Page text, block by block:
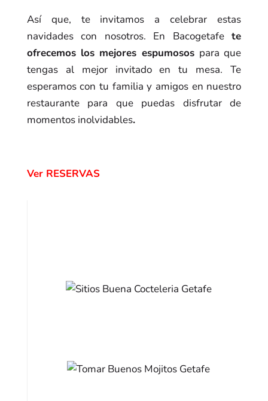
Así que, te invitamos a celebrar estas
navidades con nosotros. En Bacogetafete
ofrecemos los mejores espumosos para que
tengas al mejor invitado en tu mesa. Te
esperamos con tu familia y amigos en nuestro
restaurante para que puedas disfrutar de
momentos inolvidables.
Ver RESERVAS